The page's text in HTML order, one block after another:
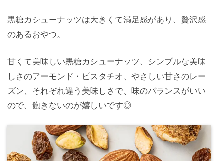
黒糖カシューナッツは大きくて満足感があり、贅沢感
のあるおやつ。
甘くて美味しい黒糖カシューナッツ、シンプルな美味
しさのアーモンド・ピスタチオ、やさしい甘さのレー
ズン、それぞれ違う美味しさで、味のバランスがいい
ので、飽きないのが嬉しいです◎